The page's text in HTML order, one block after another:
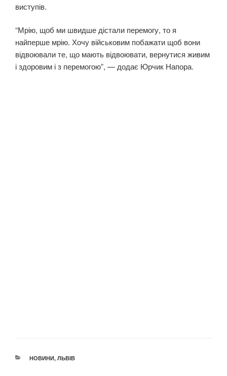
виступів.
“Мрію, щоб ми швидше дістали перемогу, то я
найперше мрію. Хочу військовим побажати щоб вони
відвоювали те, що мають відвоювати, вернутися живим
і здоровим і з перемогою”, — додає Юрчик Напора.
КАТЕГОРІЇ
НОВИНИ, ЛЬВІВ